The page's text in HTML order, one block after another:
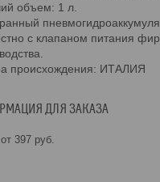
объем: 1 л.
с клапаном питания
происхождения: ИТАЛИЯ
ДЛЯ ЗАКАЗА
от 397 руб.